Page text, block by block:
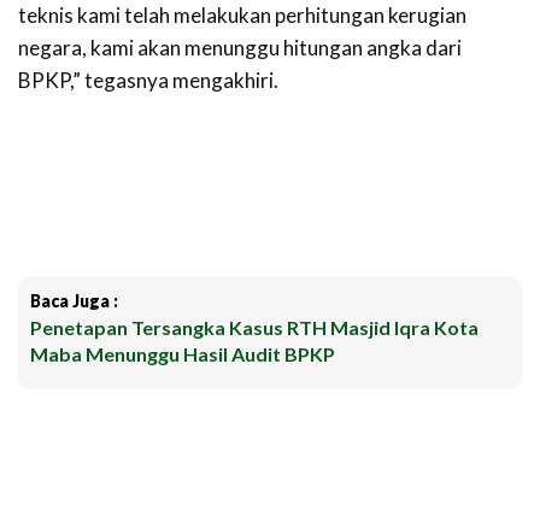
teknis kami telah melakukan perhitungan kerugian
negara, kami akan menunggu hitungan angka dari
BPKP,” tegasnya mengakhiri.
Baca Juga :
Penetapan Tersangka Kasus RTH Masjid Iqra Kota
Maba Menunggu Hasil Audit BPKP